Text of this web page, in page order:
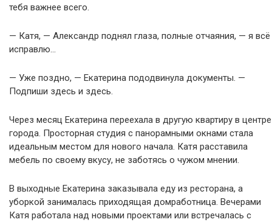
тебя важнее всего.
— Катя, — Александр поднял глаза, полные отчаяния, — я всё
исправлю…
— Уже поздно, — Екатерина пододвинула документы. —
Подпиши здесь и здесь.
Через месяц Екатерина переехала в другую квартиру в центре
города. Просторная студия с панорамными окнами стала
идеальным местом для нового начала. Катя расставила
мебель по своему вкусу, не заботясь о чужом мнении.
В выходные Екатерина заказывала еду из ресторана, а
уборкой занималась приходящая домработница. Вечерами
Катя работала над новыми проектами или встречалась с